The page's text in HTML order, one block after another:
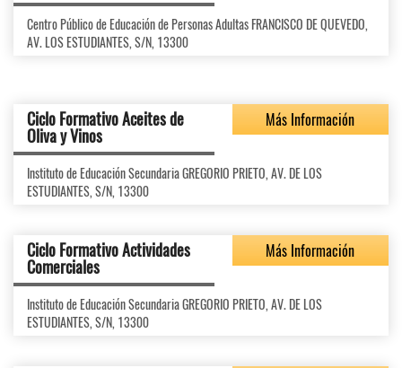
Centro Público de Educación de Personas Adultas FRANCISCO DE QUEVEDO,
AV. LOS ESTUDIANTES, S/N, 13300
Ciclo Formativo Aceites de
Oliva y Vinos
Más Información
Instituto de Educación Secundaria GREGORIO PRIETO, AV. DE LOS
ESTUDIANTES, S/N, 13300
Ciclo Formativo Actividades
Comerciales
Más Información
Instituto de Educación Secundaria GREGORIO PRIETO, AV. DE LOS
ESTUDIANTES, S/N, 13300